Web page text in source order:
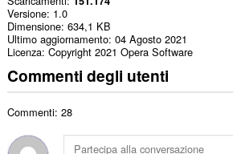
Versione 1.0
Dimensione 634,1 KB
Ultimo aggiornamento 04 Agosto 2021
Licenza Copyright 2021 Opera Software
Commenti degli utenti
Commenti: 28